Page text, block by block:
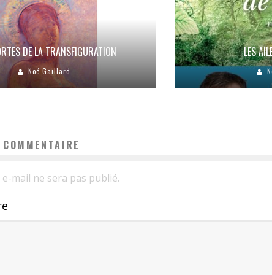
DE LA TRANSFIGURATION
Noé Gaillard
LES
mail ne sera pas publié.